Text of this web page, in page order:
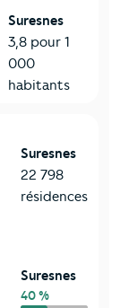
Suresnes
3,8 pour 1
000
habitants
Suresnes
22 798
résidences
Suresnes
40 %